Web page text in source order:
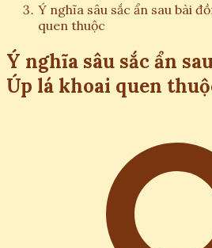
Ý nghĩa sâu sắc ẩn sau bài
quen thuộc
Ý nghĩa sâu sắc ẩn
Úp lá khoai quen